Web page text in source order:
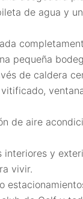
de agua y
pequeña
de caldera
de aire
interiores y
vivir.